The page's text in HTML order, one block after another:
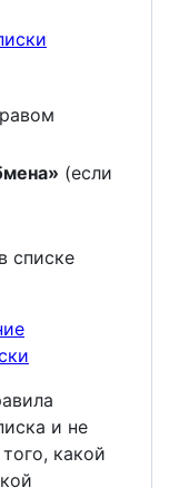
(если
списке
и не
какой